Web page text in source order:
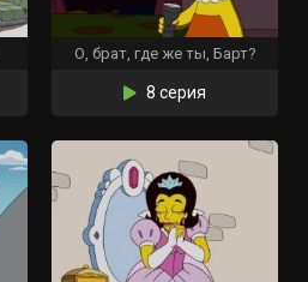
О, брат, где же ты, Барт?
8 серия